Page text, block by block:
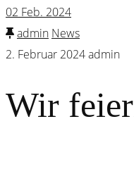
02 Feb. 2024
admin News
2. Februar 2024admin
Wir